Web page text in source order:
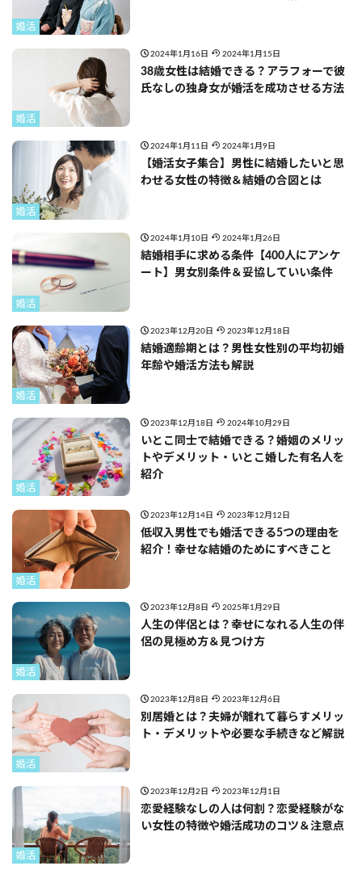
婚活
婚活
2024年1月16日 2024年1月15日
38歳女性は結婚できる？アラフォーで彼
氏なしの独身女が婚活を成功させる方法
婚活
2024年1月11日 2024年1月9日
【婚活女子集合】男性に結婚したいと思
わせる女性の特徴＆結婚の合図とは
婚活
2024年1月10日 2024年1月26日
結婚相手に求める条件【400人にアンケ
ート】男女別条件＆妥協していい条件
婚活
2023年12月20日 2023年12月18日
結婚適齢期とは？男性女性別の平均初婚
年齢や婚活方法も解説
婚活
2023年12月18日 2024年10月29日
いとこ同士で結婚できる？婚姻のメリッ
トやデメリット・いとこ婚した有名人を
紹介
婚活
2023年12月14日 2023年12月12日
低収入男性でも婚活できる5つの理由を
紹介！幸せな結婚のためにすべきこと
婚活
2023年12月8日 2025年1月29日
人生の伴侶とは？幸せになれる人生の伴
侶の見極め方＆見つけ方
婚活
2023年12月8日 2023年12月6日
別居婚とは？夫婦が離れて暮らすメリッ
ト・デメリットや必要な手続きなど解説
婚活
2023年12月2日 2023年12月1日
恋愛経験なしの人は何割？恋愛経験がな
い女性の特徴や婚活成功のコツ＆注意点